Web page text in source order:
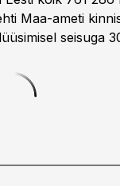
Maa-ameti
seisuga